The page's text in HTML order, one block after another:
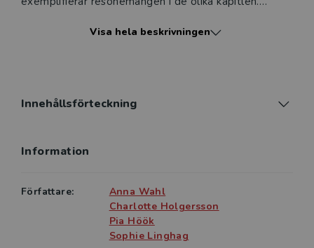
flera olika sätt, genom att beskriva alltifrån hur kön
på universitet och i andra utbildningar i arbetslivet.
med ny forskning. Boken riktar sig såväl till studenter
som till chefer och andra som arbetar med förändring
och utbildning i organisationer.
Visa hela beskrivningen
Innehållsförteckning
Information
Författare:
Anna Wahl
Charlotte Holgersson
Pia Höök
Sophie Linghag